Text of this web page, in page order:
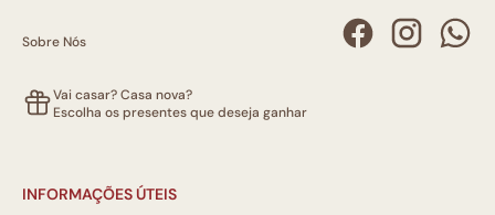
Sobre Nós
Vai casar? Casa nova?
Escolha os presentes que deseja ganhar
INFORMAÇÕES ÚTEIS